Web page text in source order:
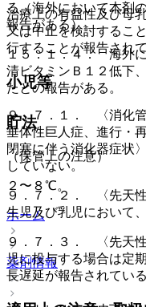
る（海外において本剤
報告がある）。
１５．１．４． 海外
清ビタミンＢ１２低下
たとの報告がある。
貯法
（保管上の注意）
２〜８℃。
ホーム
薬剤情報
治療上の有益性及び母
又は中止を検討するこ
行することが報告され
小児等
９．７．１． 〈消化
垂体性巨人症、進行・
閉塞に伴う消化器症状
していない。
９．７．２． 〈先天
生児及び乳児において
９．７．３． 〈先天
児に投与する場合は定
長遅延が報告されている